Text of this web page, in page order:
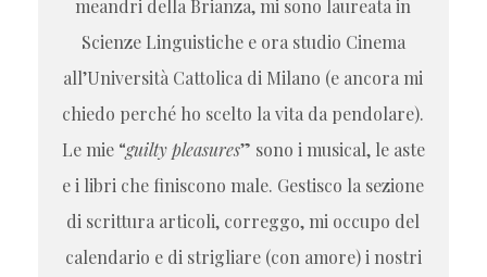
meandri della Brianza, mi sono laureata in
Scienze Linguistiche e ora studio Cinema
all’Università Cattolica di Milano (e ancora mi
chiedo perché ho scelto la vita da pendolare).
Le mie “guilty pleasures” sono i musical, le aste
e i libri che finiscono male. Gestisco la sezione
di scrittura articoli, correggo, mi occupo del
calendario e di strigliare (con amore) i nostri